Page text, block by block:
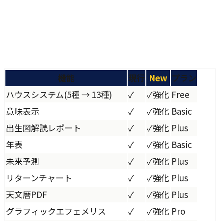
機能 現行 New プラン
ハウスシステム(5種 → 13種) ✓ ✓強化 Free
意味表示
✓ ✓強化 Basic
出生図解読レポート
✓ ✓強化 Plus
年表
✓ ✓強化 Basic
未来予測
✓ ✓強化 Plus
リターンチャート
✓ ✓強化 Plus
天文暦PDF
✓ ✓強化 Plus
グラフィックエフェメリス
✓ ✓強化 Pro